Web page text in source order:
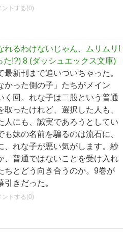
ントする(0)
れるわけないじゃん、ムリムリ!
た!?) 8 (ダッシュエックス文庫)
最新刊まで追いついちゃった。
かった側の子」たちがメイン
く回。れな子は二股という普通
取ったけれど、選択した人も、
人にも、誠実であろうとしてい
も妹の名前を騙るのは流石に、
、れな子が悪い気がします。紗
、普通ではないことを受け入れ
ちとどう向き合うのか。9巻が
引きだった。
ントする(0)